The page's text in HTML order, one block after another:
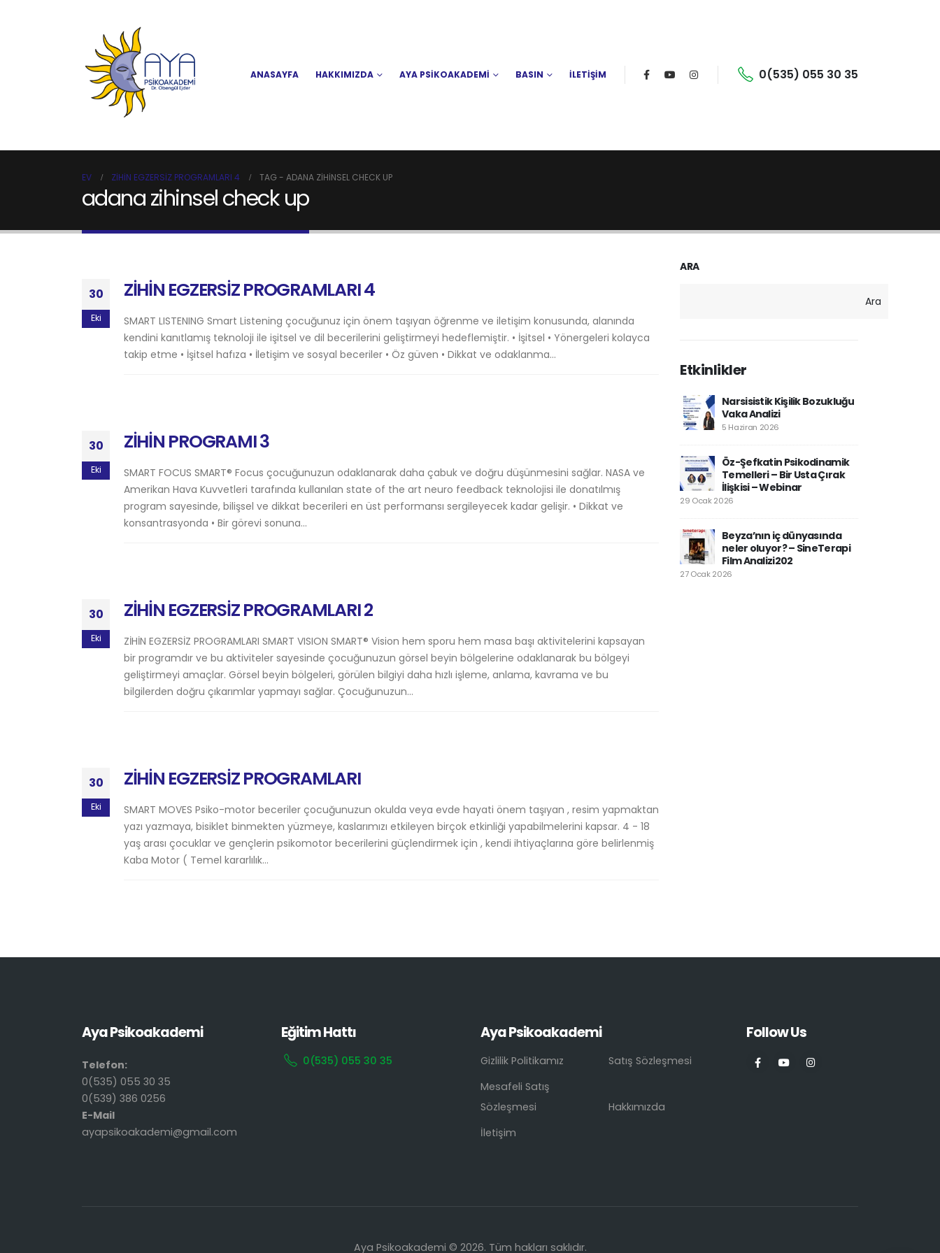
ANASAYFA HAKKIMIZDA AYA PSİKOAKADEMİ BASIN İLETİŞİM 0(535) 055 30 35
EV ZİHİN EGZERSİZ PROGRAMLARI 4 TAG - ADANA ZIHINSEL CHECK UP
adana zihinsel check up
30
Eki
ZİHİN EGZERSİZ PROGRAMLARI 4
SMART LISTENING Smart Listening çocuğunuz için önem taşıyan öğrenme ve iletişim konusunda, alanında
kendini kanıtlamış teknoloji ile işitsel ve dil becerilerini geliştirmeyi hedeflemiştir. • İşitsel • Yönergeleri kolayca
takip etme • İşitsel hafıza • İletişim ve sosyal beceriler • Öz güven • Dikkat ve odaklanma...
30
Eki
ZİHİN PROGRAMI 3
SMART FOCUS SMART® Focus çocuğunuzun odaklanarak daha çabuk ve doğru düşünmesini sağlar. NASA ve
Amerikan Hava Kuvvetleri tarafında kullanılan state of the art neuro feedback teknolojisi ile donatılmış
program sayesinde, bilişsel ve dikkat becerileri en üst performansı sergileyecek kadar gelişir. • Dikkat ve
konsantrasyonda • Bir görevi sonuna...
30
Eki
ZİHİN EGZERSİZ PROGRAMLARI 2
ZİHİN EGZERSİZ PROGRAMLARI SMART VISION SMART® Vision hem sporu hem masa başı aktivitelerini kapsayan
bir programdır ve bu aktiviteler sayesinde çocuğunuzun görsel beyin bölgelerine odaklanarak bu bölgeyi
geliştirmeyi amaçlar. Görsel beyin bölgeleri, görülen bilgiyi daha hızlı işleme, anlama, kavrama ve bu
bilgilerden doğru çıkarımlar yapmayı sağlar. Çocuğunuzun...
30
Eki
ZİHİN EGZERSİZ PROGRAMLARI
SMART MOVES Psiko-motor beceriler çocuğunuzun okulda veya evde hayati önem taşıyan , resim yapmaktan
yazı yazmaya, bisiklet binmekten yüzmeye, kaslarımızı etkileyen birçok etkinliği yapabilmelerini kapsar. 4 - 18
yaş arası çocuklar ve gençlerin psikomotor becerilerini güçlendirmek için , kendi ihtiyaçlarına göre belirlenmiş
Kaba Motor ( Temel kararlılık...
ARA
Ara
Etkinlikler
Narsisistik Kişilik Bozukluğu
Vaka Analizi
5 Haziran 2026
Öz-Şefkatin Psikodinamik
Temelleri – Bir Usta Çırak
İlişkisi – Webinar
29 Ocak 2026
Beyza’nın iç dünyasında
neler oluyor? – SineTerapi
Film Analizi202
27 Ocak 2026
Aya Psikoakademi
Telefon:
0(535) 055 30 35
0(539) 386 0256
E-Mail
ayapsikoakademi@gmail.com
Eğitim Hattı
0(535) 055 30 35
Aya Psikoakademi
Gizlilik Politikamız
Satış Sözleşmesi
Mesafeli Satış
Sözleşmesi
Hakkımızda
İletişim
Follow Us
Aya Psikoakademi © 2026. Tüm hakları saklıdır.